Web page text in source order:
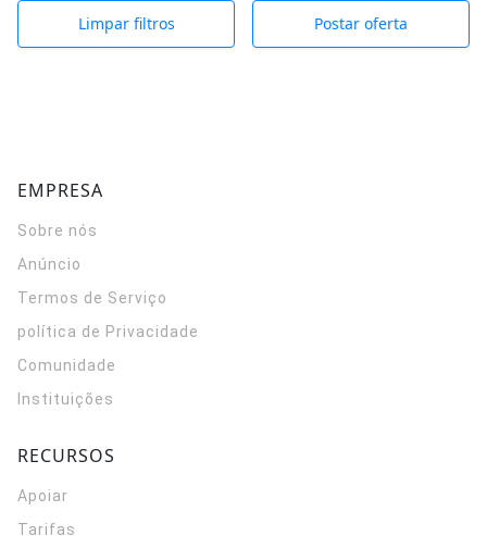
Limpar filtros Postar oferta
EMPRESA
Sobre nós
Anúncio
Termos de Serviço
política de Privacidade
Comunidade
Instituições
RECURSOS
Apoiar
Tarifas